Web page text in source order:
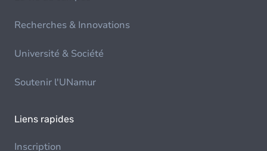
Recherches & Innovations
Université & Société
Soutenir l'UNamur
Liens rapides
Inscription